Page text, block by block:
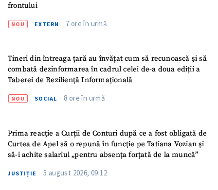
frontului
NOU EXTERN 7 ore în urmă
Tineri din întreaga țară au învățat cum să recunoască și să
combată dezinformarea în cadrul celei de-a doua ediții a
Taberei de Reziliență Informațională
NOU SOCIAL 8 ore în urmă
Prima reacție a Curții de Conturi după ce a fost obligată de
Curtea de Apel să o repună în funcție pe Tatiana Vozian și
să-i achite salariul „pentru absența forțată de la muncă”
JUSTIȚIE 5 august 2026, 09:12